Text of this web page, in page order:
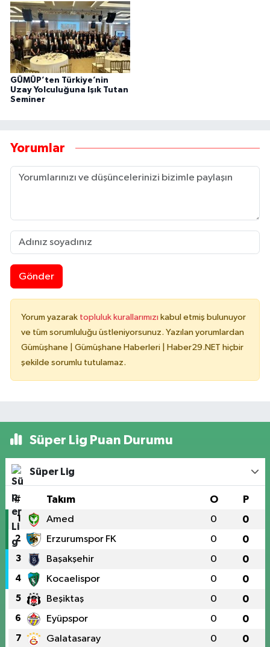
GÜMÜP’ten Türkiye’nin
Uzay Yolculuğuna Işık Tutan
Seminer
Yorumlar
Gönder
Yorum yazarak topluluk kurallarımızı kabul etmiş bulunuyor
ve tüm sorumluluğu üstleniyorsunuz. Yazılan yorumlardan
Gümüşhane | Gümüşhane Haberleri | Haber29.NET hiçbir
şekilde sorumlu tutulamaz.
Süper Lig Puan Durumu
Süper Lig
# Takım O P
1 Amed 0 0
2 Erzurumspor FK 0 0
3 Başakşehir 0 0
4 Kocaelispor 0 0
5 Beşiktaş 0 0
6 Eyüpspor 0 0
7 Galatasaray 0 0